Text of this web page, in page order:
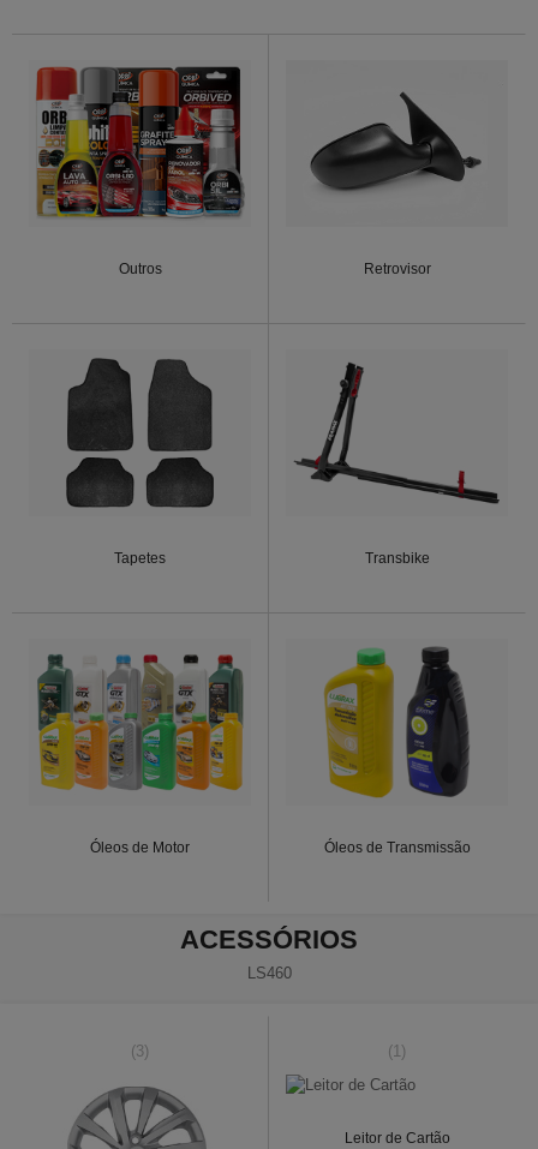
Outros Retrovisor
Tapetes Transbike
Óleos de Motor Óleos de Transmissão
ACESSÓRIOS
LS460
(3) (1)
Leitor de Cartão